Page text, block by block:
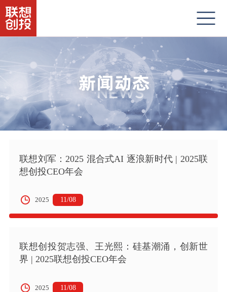
联想刘军：2025 混合式AI 逐浪新时代 | 2025联
想创投CEO年会
2025 11/08
联想创投贺志强、王光熙：硅基潮涌，创新世
界 | 2025联想创投CEO年会
2025 11/08